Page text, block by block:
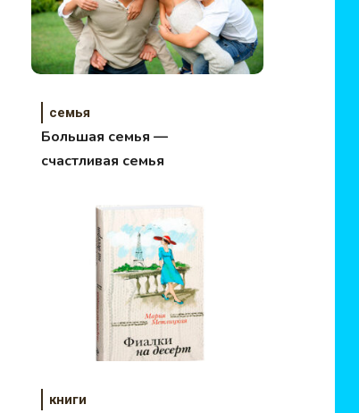
семья
Большая семья —
счастливая семья
книги